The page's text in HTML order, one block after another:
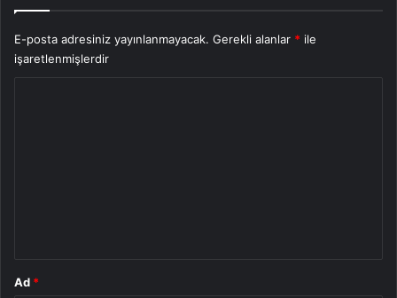
E-posta adresiniz yayınlanmayacak. Gerekli alanlar * ile
işaretlenmişlerdir
Ad *